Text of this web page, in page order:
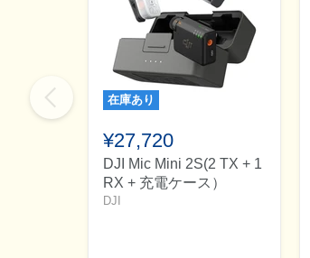
在庫あり
¥27,720
DJI Mic Mini 2S(2 TX + 1
RX + 充電ケース）
DJI